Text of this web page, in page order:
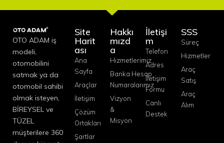
OTO ADAM iş
modeli,
otomobilini
satmak ya da
otomobil sahibi
olmak isteyen,
BİREYSEL ve
TÜZEL
müşterilere 360
Site
Harit
ası
Ana
Sayfa
Araçlar
İletişim
Çözüm
Ortakları
Şartlar
Hakkı
mızd
a
Hizmetlerimiz
Banka Hesap
Numaralarımız
Vizyon
&
Misyon
İletişi
m
Telefon
Adres
İletişim
Formu
Canlı
Destek
SSS
Süreç
Hizmetler
Araç
Satış
Araç
Alım